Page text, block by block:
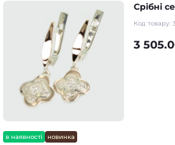
в наявності новинка
Срібні
Код товару:
3